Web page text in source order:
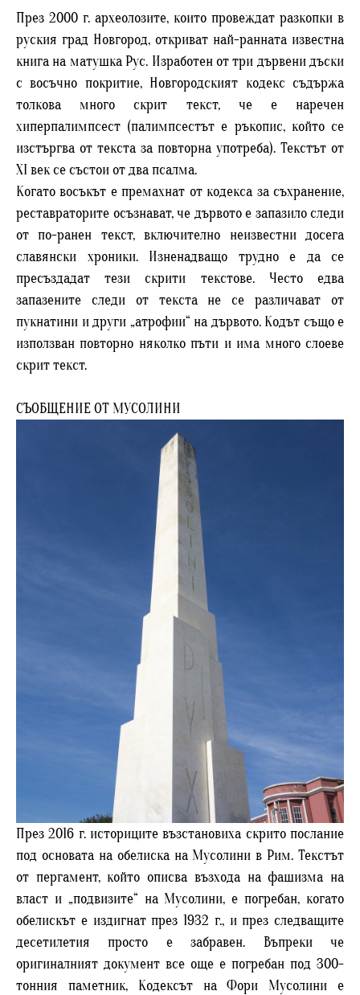
През 2000 г. археолозите, които провеждат разкопки в
руския град Новгород, откриват най-ранната известна
книга на матушка Рус. Изработен от три дървени дъски
с восъчно покритие, Новгородският кодекс съдържа
толкова много скрит текст, че е наречен
хиперпалимпсест (палимпсестът е ръкопис, който се
изстъргва от текста за повторна употреба). Текстът от
XI век се състои от два псалма.
Когато восъкът е премахнат от кодекса за съхранение,
реставраторите осъзнават, че дървото е запазило следи
от по-ранен текст, включително неизвестни досега
славянски хроники. Изненадващо трудно е да се
пресъздадат тези скрити текстове. Често едва
запазените следи от текста не се различават от
пукнатини и други „атрофии“ на дървото. Кодът също е
използван повторно няколко пъти и има много слоеве
скрит текст.
СЪОБЩЕНИЕ ОТ МУСОЛИНИ
През 2016 г. историците възстановиха скрито послание
под основата на обелиска на Мусолини в Рим. Текстът
от пергамент, който описва възхода на фашизма на
власт и „подвизите“ на Мусолини, е погребан, когато
обелискът е издигнат през 1932 г., и през следващите
десетилетия просто е забравен. Въпреки че
оригиналният документ все още е погребан под 300-
тонния паметник, Кодексът на Фори Мусолини е